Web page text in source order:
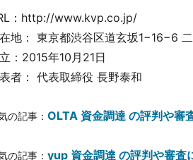
：http://www.kvp.co.jp/
地： 東京都渋谷区道玄坂1−16−6
：2015年10月21日
者： 代表取締役 長野泰和
の記事： OLTA 資金調達 の評判や審
の記事： yup 資金調達 の評判や審査